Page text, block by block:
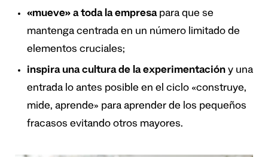
«mueve» a toda la empresapara que se
mantenga centrada en un número limitado de
elementos cruciales;
inspira una cultura de la experimentación y una
entrada lo antes posible en el ciclo «construye,
mide, aprende» para aprender de los pequeños
fracasos evitando otros mayores.